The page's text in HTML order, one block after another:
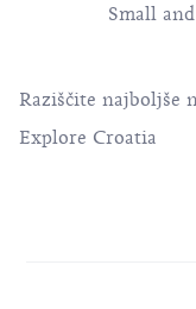
Small
Raziščite najboljše
Explore Croatia